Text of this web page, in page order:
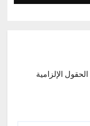
الحقول الإلزامية